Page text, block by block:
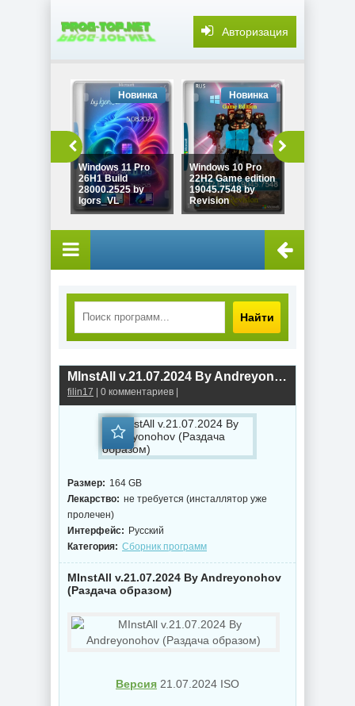
Авторизация
Windows 11 Pro
26H1 Build
28000.2525 by
Igors_VL
Новинка
Windows 10 Pro
22H2 Game edition
19045.7548 by
Revision
Новинка
Найти
MInstAll v.21.07.2024 By Andreyonohov (Раздача образом)
filin17 | 0 комментариев |
Размер: 164 GB
Лекарство: не требуется (инсталлятор уже
пролечен)
Интерфейс: Русский
Категория: Сборник программ
MInstAll v.21.07.2024 By Andreyonohov
(Раздача образом)
Версия 21.07.2024 ISO